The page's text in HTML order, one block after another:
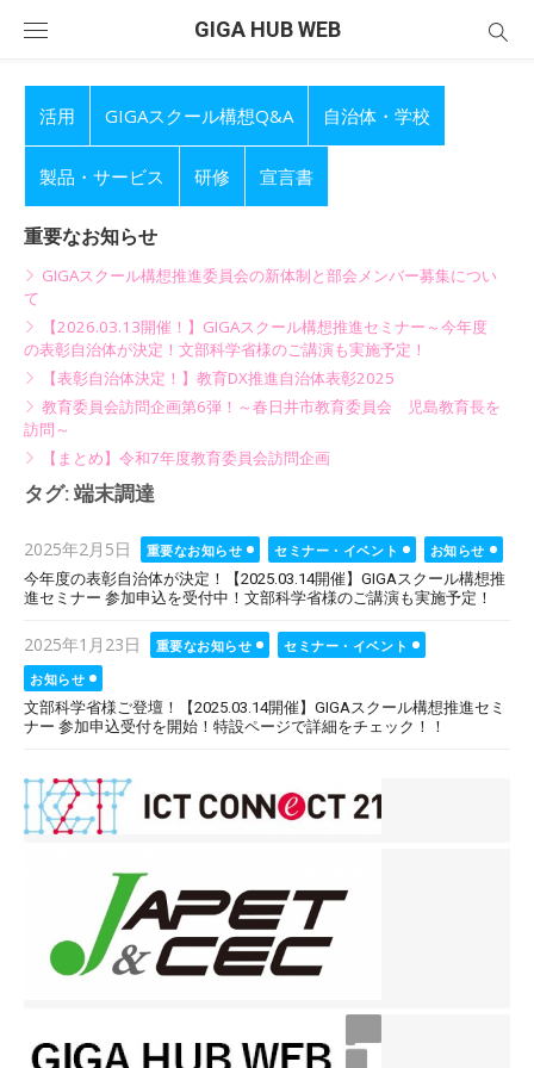
GIGA HUB WEB
活用 GIGAスクール構想Q&A 自治体・学校
製品・サービス 研修 宣言書
重要なお知らせ
GIGAスクール構想推進委員会の新体制と部会メンバー募集につい
て
【2026.03.13開催！】GIGAスクール構想推進セミナー～今年度
の表彰自治体が決定！文部科学省様のご講演も実施予定！
【表彰自治体決定！】教育DX推進自治体表彰2025
教育委員会訪問企画第6弾！～春日井市教育委員会 児島教育長を
訪問～
【まとめ】令和7年度教育委員会訪問企画
タグ: 端末調達
Posted
on
2025年2月5日 重要なお知らせ セミナー・イベント
お知らせ
今年度の表彰自治体が決定！【2025.03.14開催】GIGAスクール構想推
進セミナー 参加申込を受付中！文部科学省様のご講演も実施予定！
Posted
on
2025年1月23日 重要なお知らせ
セミナー・イベント
お知らせ
文部科学省様ご登壇！【2025.03.14開催】GIGAスクール構想推進セミ
ナー 参加申込受付を開始！特設ページで詳細をチェック！！